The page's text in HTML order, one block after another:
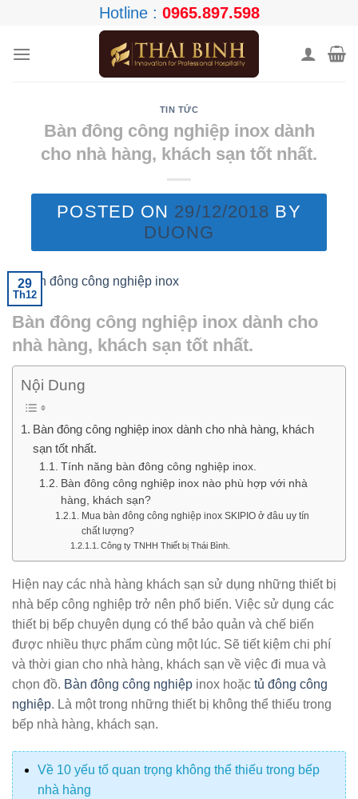
content
Hotline : 0965.897.598
TIN TỨC
Bàn đông công nghiệp inox dành
cho nhà hàng, khách sạn tốt nhất.
POSTED ON 29/12/2018 BY
DUONG
29
Th12
Bàn đông công nghiệp inox dành cho
nhà hàng, khách sạn tốt nhất.
Nội Dung
Bàn đông công nghiệp inox dành cho nhà hàng, khách
sạn tốt nhất.
Tính năng bàn đông công nghiệp inox.
Bàn đông công nghiệp inox nào phù hợp với nhà
hàng, khách sạn?
Mua bàn đông công nghiệp inox SKIPIO ở đâu uy tín
chất lượng?
Công ty TNHH Thiết bị Thái Bình.
Hiện nay các nhà hàng khách sạn sử dụng những thiết bị
nhà bếp công nghiệp trở nên phổ biến. Việc sử dụng các
thiết bị bếp chuyên dụng có thể bảo quản và chế biến
được nhiều thực phẩm cùng một lúc. Sẽ tiết kiệm chi phí
và thời gian cho nhà hàng, khách sạn về việc đi mua và
chọn đồ. Bàn đông công nghiệp inox hoặc tủ đông công
nghiệp. Là một trong những thiết bị không thể thiếu trong
bếp nhà hàng, khách sạn.
Về 10 yếu tố quan trọng không thể thiếu trong bếp
nhà hàng